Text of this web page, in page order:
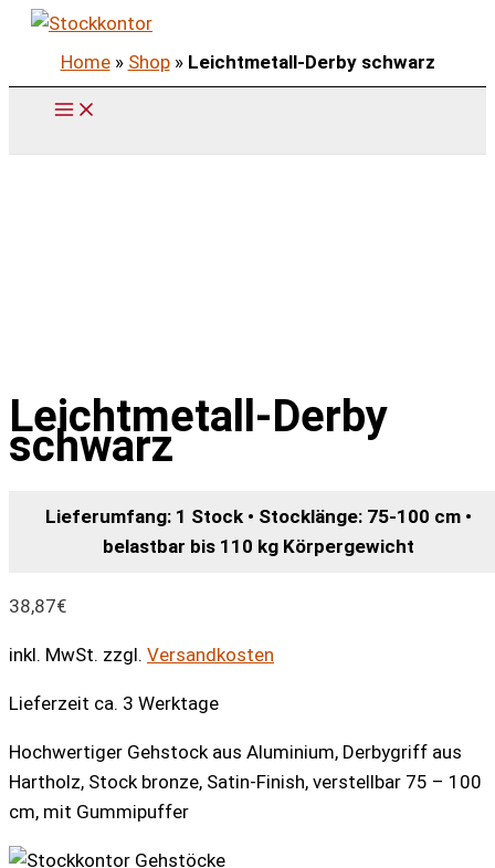
Zum
springen
Home» Shop» Leichtmetall-Derby schwarz
Leichtmetall-Derby
schwarz
Lieferumfang: 1 Stock • Stocklänge: 75-100 cm •
belastbar bis 110 kg Körpergewicht
38,87€
inkl. MwSt. zzgl. Versandkosten
Lieferzeit ca. 3 Werktage
Hochwertiger Gehstock aus Aluminium, Derbygriff aus
Hartholz, Stock bronze, Satin-Finish, verstellbar 75 – 100
cm, mit Gummipuffer